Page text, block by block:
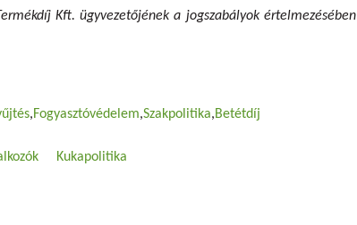
Kft. ügyvezetőjének a jogszabályok értelmezésében
Fogyasztóvédelem Szakpolitika Betétdíj
Kukapolitika